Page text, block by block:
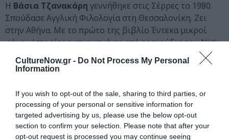
CultureNow.gr - Do Not Process My Personal
Information
If you wish to opt-out of the sale, sharing to third parties, or
processing of your personal or sensitive information for
targeted advertising by us, please use the below opt-out
section to confirm your selection. Please note that after your
opt-out request is processed you may continue seeing
Η Βάσια Τζανακάρη γεννήθηκε στις Σέρρες το 1980.
Σπούδασε Αγγλική Φιλολογία στη Θεσσαλονίκη. Ζει
στην Αθήνα. Με το πρώτο της βιβλίο Έντεκα μικροί
φόνοι: Ιστορίες εμπνευσμένες από τραγούδια του Nick
Cave (Μεταίχμιο) ήταν υποψήφια για το βραβείο
πρωτοεμφανιζόμενου συγγραφέα του περιοδικού
συλλογικά έργα (Ελληνικά Ονόματα, Κέδρος) και έχουν
δημοσιευτεί σε έντυπα και στο διαδίκτυο.
Ασχολείται παράλληλα με τη μετάφραση, έχει